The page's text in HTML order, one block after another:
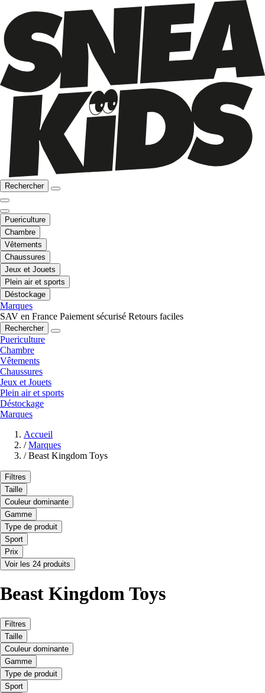
Rechercher
Puericulture
Chambre
Vêtements
Chaussures
Jeux et Jouets
Plein air et sports
Déstockage
Marques
SAV en France Paiement sécurisé Retours faciles
Rechercher
Puericulture
Chambre
Vêtements
Chaussures
Jeux et Jouets
Plein air et sports
Déstockage
Marques
Accueil
/ Marques
/ Beast Kingdom Toys
Filtres
Taille
Couleur dominante
Gamme
Type de produit
Sport
Prix
Voir les 24 produits
Beast Kingdom Toys
Filtres
Taille
Couleur dominante
Gamme
Type de produit
Sport